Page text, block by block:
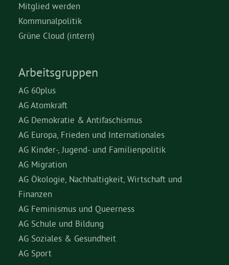
Mitglied werden
Kommunalpolitik
Grüne Cloud (intern)
Arbeitsgruppen
AG 60plus
AG Atomkraft
AG Demokratie & Antifaschismus
AG Europa, Frieden und Internationales
AG Kinder-, Jugend- und Familienpolitik
AG Migration
AG Ökologie, Nachhaltigkeit, Wirtschaft und
Finanzen
AG Feminismus und Queerness
AG Schule und Bildung
AG Soziales & Gesundheit
AG Sport